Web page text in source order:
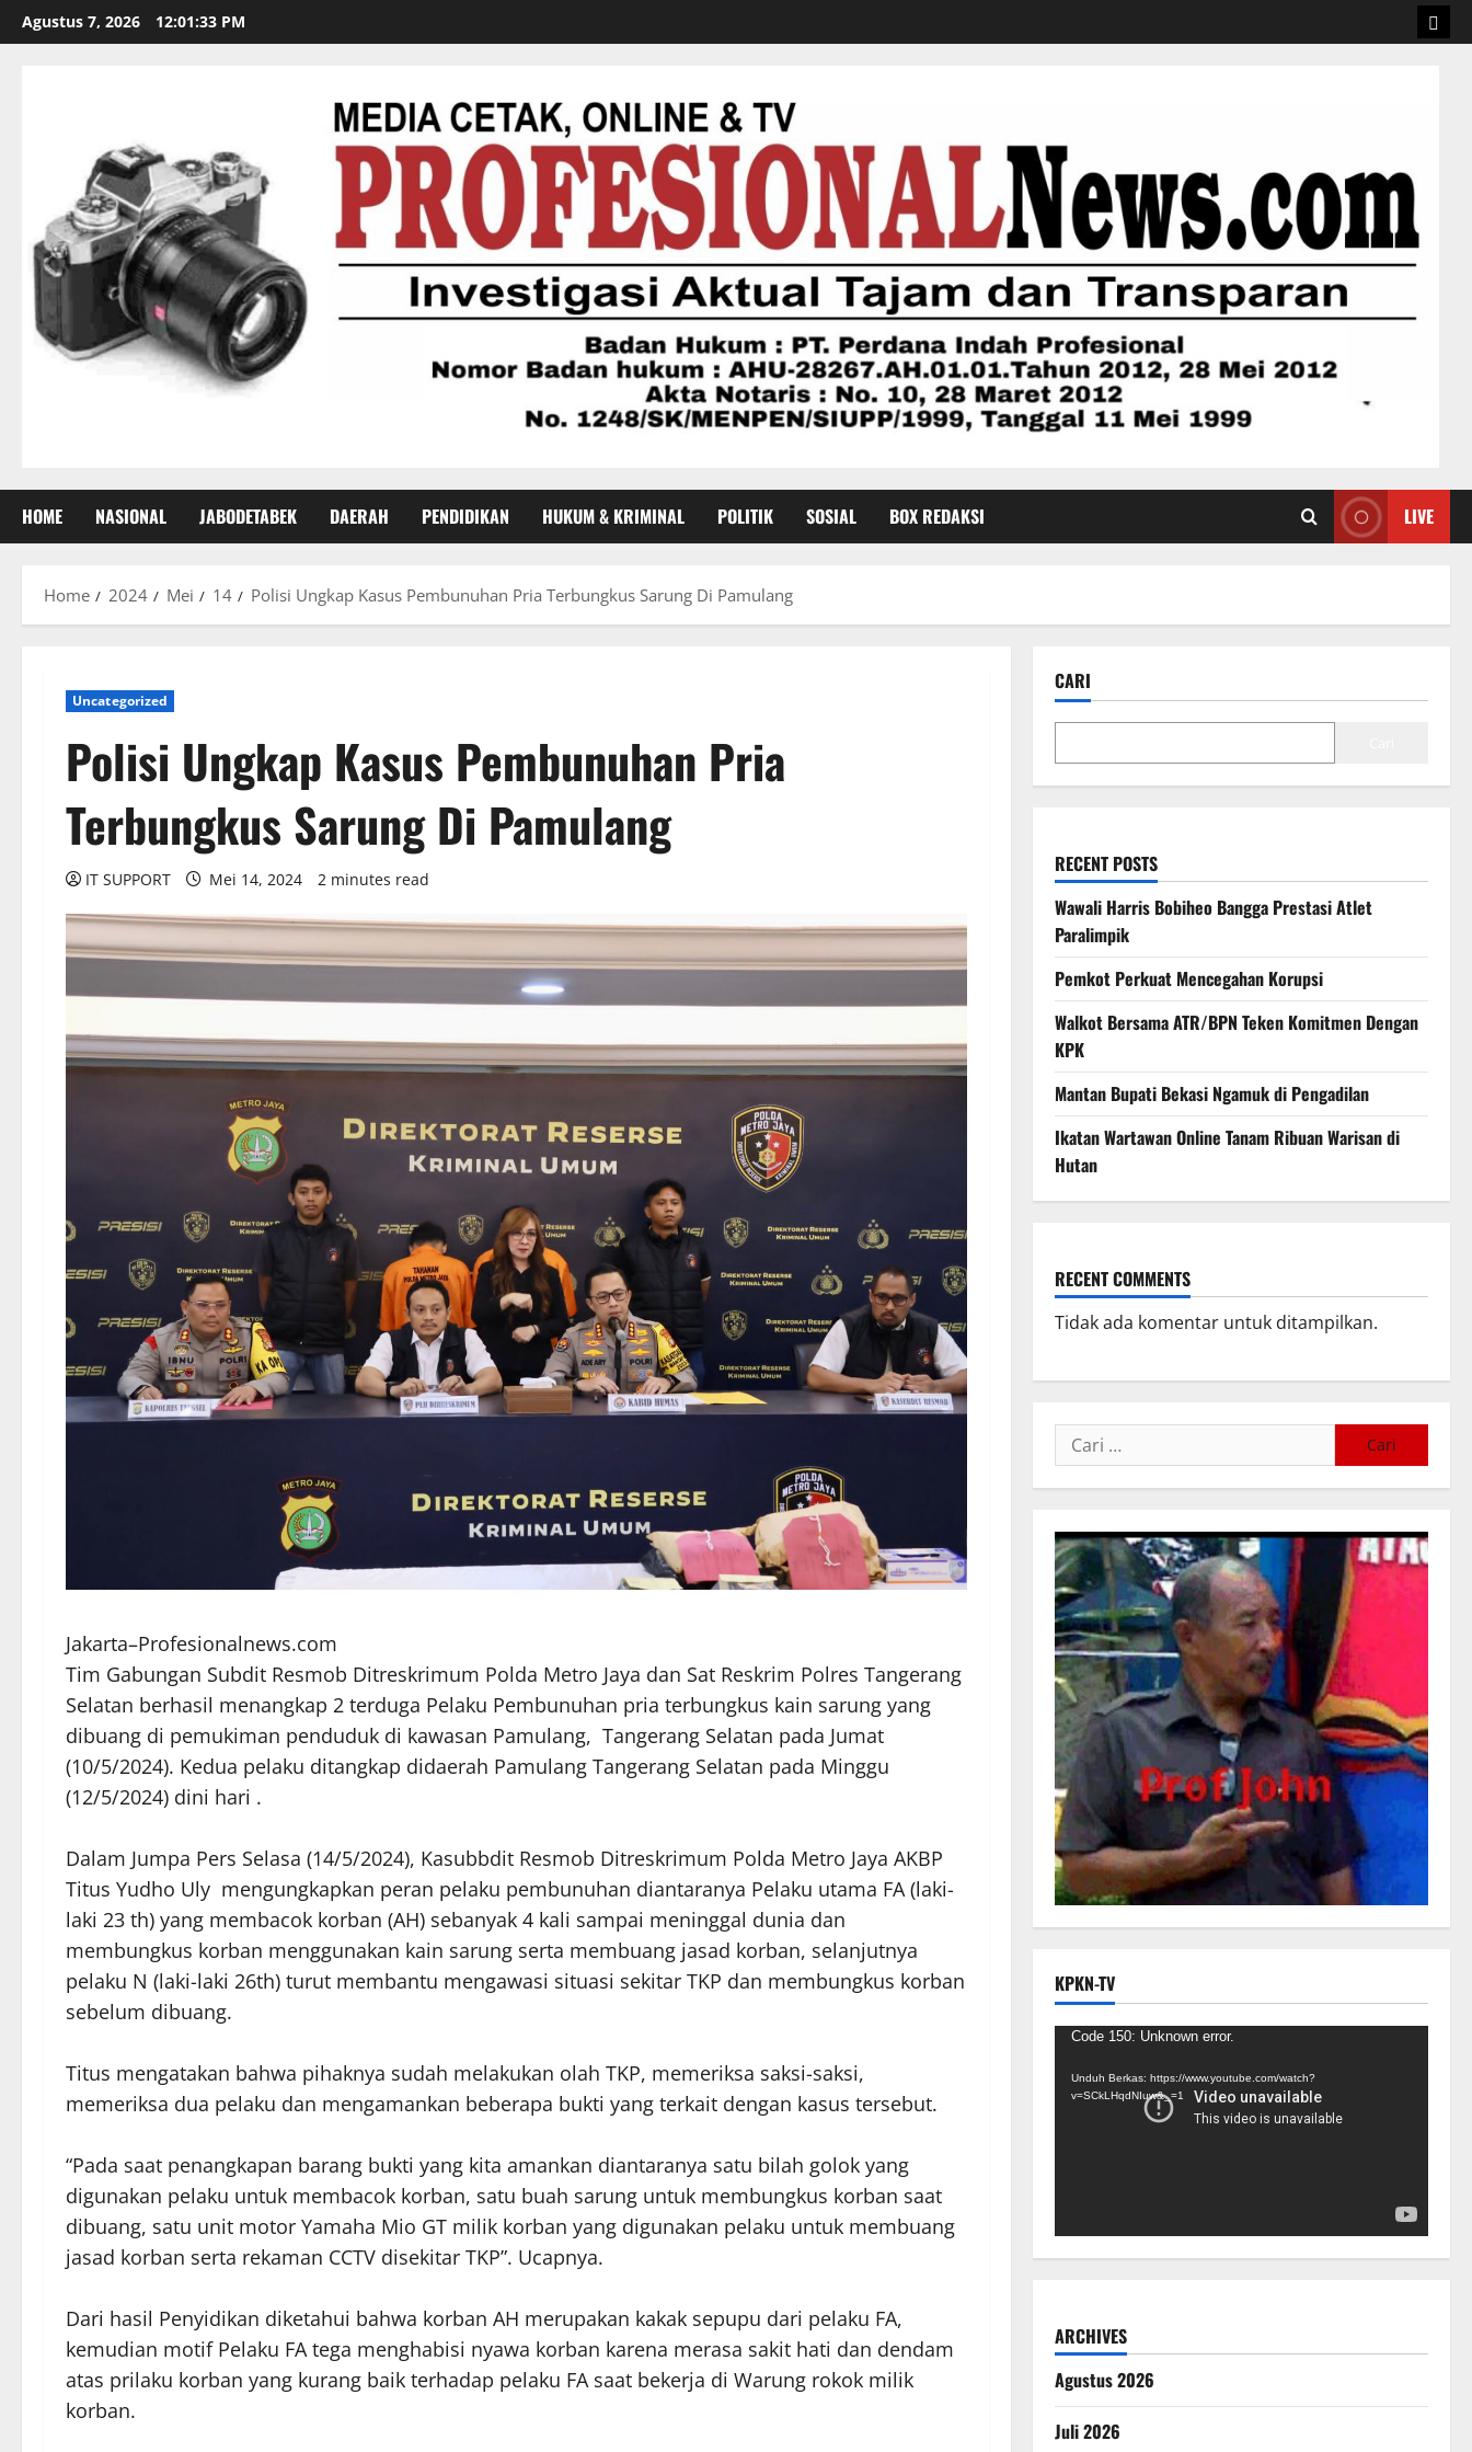
Agustus 7, 2026 12:01:34 PM
HOME NASIONAL JABODETABEK DAERAH PENDIDIKAN HUKUM & KRIMINAL POLITIK SOSIAL BOX REDAKSI LIVE
Home 2024 Mei 14 Polisi Ungkap Kasus Pembunuhan Pria Terbungkus Sarung Di Pamulang
Uncategorized
Polisi Ungkap Kasus Pembunuhan Pria
Terbungkus Sarung Di Pamulang
IT SUPPORT Mei 14, 2024 2 minutes read
Jakarta–Profesionalnews.com
Tim Gabungan Subdit Resmob Ditreskrimum Polda Metro Jaya dan Sat Reskrim Polres Tangerang
Selatan berhasil menangkap 2 terduga Pelaku Pembunuhan pria terbungkus kain sarung yang
dibuang di pemukiman penduduk di kawasan Pamulang, Tangerang Selatan pada Jumat
(10/5/2024). Kedua pelaku ditangkap didaerah Pamulang Tangerang Selatan pada Minggu
(12/5/2024) dini hari .
Dalam Jumpa Pers Selasa (14/5/2024), Kasubbdit Resmob Ditreskrimum Polda Metro Jaya AKBP
Titus Yudho Uly mengungkapkan peran pelaku pembunuhan diantaranya Pelaku utama FA (laki-
laki 23 th) yang membacok korban (AH) sebanyak 4 kali sampai meninggal dunia dan
membungkus korban menggunakan kain sarung serta membuang jasad korban, selanjutnya
pelaku N (laki-laki 26th) turut membantu mengawasi situasi sekitar TKP dan membungkus korban
sebelum dibuang.
Titus mengatakan bahwa pihaknya sudah melakukan olah TKP, memeriksa saksi-saksi,
memeriksa dua pelaku dan mengamankan beberapa bukti yang terkait dengan kasus tersebut.
“Pada saat penangkapan barang bukti yang kita amankan diantaranya satu bilah golok yang
digunakan pelaku untuk membacok korban, satu buah sarung untuk membungkus korban saat
dibuang, satu unit motor Yamaha Mio GT milik korban yang digunakan pelaku untuk membuang
jasad korban serta rekaman CCTV disekitar TKP”. Ucapnya.
Dari hasil Penyidikan diketahui bahwa korban AH merupakan kakak sepupu dari pelaku FA,
kemudian motif Pelaku FA tega menghabisi nyawa korban karena merasa sakit hati dan dendam
atas prilaku korban yang kurang baik terhadap pelaku FA saat bekerja di Warung rokok milik
korban.
CARI
RECENT POSTS
Wawali Harris Bobiheo Bangga Prestasi Atlet
Paralimpik
Pemkot Perkuat Mencegahan Korupsi
Walkot Bersama ATR/BPN Teken Komitmen Dengan
KPK
Mantan Bupati Bekasi Ngamuk di Pengadilan
Ikatan Wartawan Online Tanam Ribuan Warisan di
Hutan
RECENT COMMENTS
Tidak ada komentar untuk ditampilkan.
KPKN-TV
Pemutar
Code 150: Unknown error.
Unduh Berkas: https://www.youtube.com/watch?
v=SCkLHqdNIuw&_=1
ARCHIVES
Agustus 2026
Juli 2026